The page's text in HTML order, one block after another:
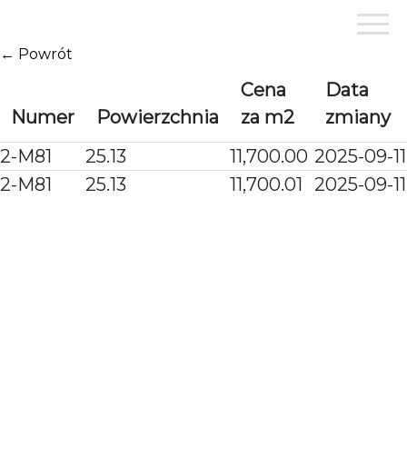
treści
← Powrót
Numer Powierzchnia
Cena
za m2
Data
zmiany
2-M81
25.13 11,700.00 2025-09-11
2-M81
25.13 11,700.01 2025-09-11